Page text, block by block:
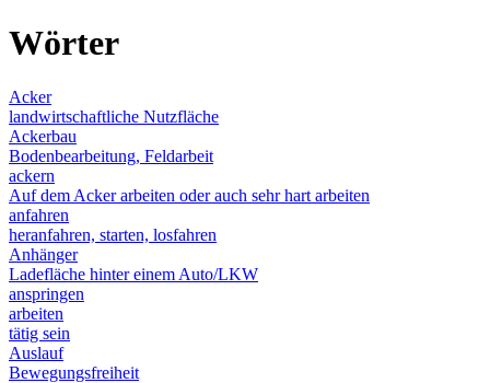
Wörter
Acker
landwirtschaftliche Nutzfläche
Ackerbau
Bodenbearbeitung, Feldarbeit
ackern
Auf dem Acker arbeiten oder auch sehr hart arbeiten
anfahren
heranfahren, starten, losfahren
Anhänger
Ladefläche hinter einem Auto/LKW
anspringen
arbeiten
tätig sein
Auslauf
Bewegungsfreiheit